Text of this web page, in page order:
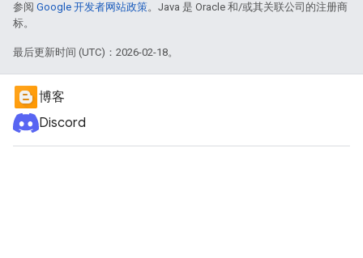
参阅 Google 开发者网站政策。Java 是 Oracle 和/或其关联公司的注册商
标。
最后更新时间 (UTC)：2026-02-18。
博客
Discord